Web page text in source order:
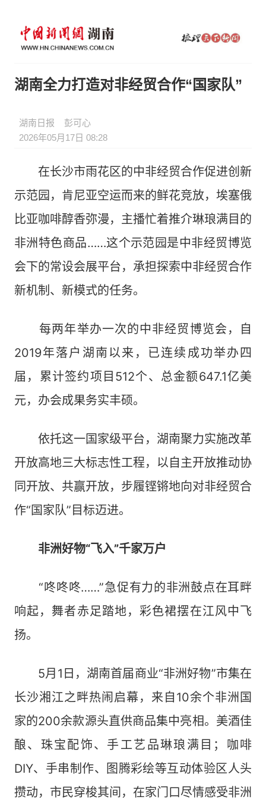
湖南全力打造对非经贸合作“国家队”
湖南日报
彭可心
2026年05月17日 08:28
在长沙市雨花区的中非经贸合作促进创新
示范园，肯尼亚空运而来的鲜花竞放，埃塞俄
比亚咖啡醇香弥漫，主播忙着推介琳琅满目的
非洲特色商品……这个示范园是中非经贸博览
会下的常设会展平台，承担探索中非经贸合作
新机制、新模式的任务。
每两年举办一次的中非经贸博览会，自
2019年落户湖南以来，已连续成功举办四
届，累计签约项目512个、总金额647.1亿美
元，办会成果务实丰硕。
依托这一国家级平台，湖南聚力实施改革
开放高地三大标志性工程，以自主开放推动协
同开放、共赢开放，步履铿锵地向对非经贸合
作“国家队”目标迈进。
非洲好物“飞入”千家万户
“咚咚咚……”急促有力的非洲鼓点在耳畔
响起，舞者赤足踏地，彩色裙摆在江风中飞
扬。
5月1日，湖南首届商业“非洲好物”市集在
长沙湘江之畔热闹启幕，来自10余个非洲国
家的200余款源头直供商品集中亮相。美酒佳
酿、珠宝配饰、手工艺品琳琅满目；咖啡
DIY、手串制作、图腾彩绘等互动体验区人头
攒动，市民穿梭其间，在家门口尽情感受非洲